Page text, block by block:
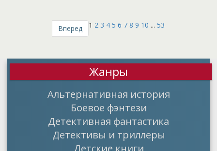
1 2 3 4 5 6 7 8 9 10 ... 53
Вперед
Жанры
Альтернативная история
Боевое фэнтези
Детективная фантастика
Детективы и триллеры
Детские книги